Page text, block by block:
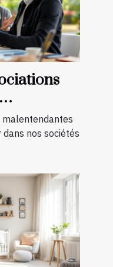
malentendantes
nos sociétés